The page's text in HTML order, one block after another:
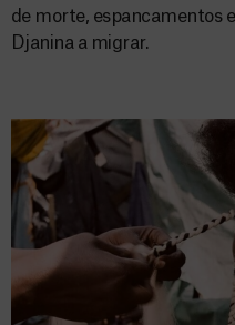
de morte, espancamentos
Djanina a migrar.